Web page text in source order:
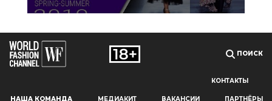
Наш сайт использует файлы cookie и похожие технологии,
ПОИСК
КОНТАКТЫ
НАША КОМАНДА МЕДИАКИТ ВАКАНСИИ ПАРТНЁРЫ